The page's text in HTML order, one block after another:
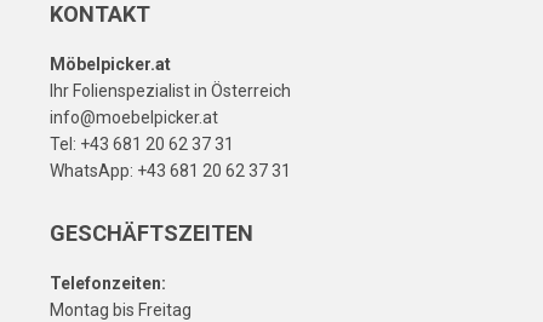
KONTAKT
Möbelpicker.at
Ihr Folienspezialist in Österreich
info@moebelpicker.at
Tel: +43 681 20 62 37 31
WhatsApp: +43 681 20 62 37 31
GESCHÄFTSZEITEN
Telefonzeiten:
Montag bis Freitag